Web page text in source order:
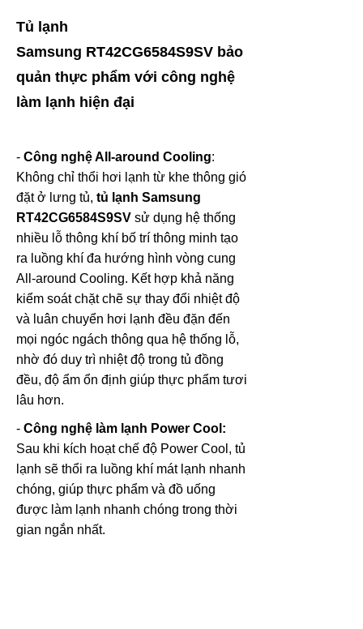
Tủ lạnh
Samsung RT42CG6584S9SV bảo
quản thực phẩm với công nghệ
làm lạnh hiện đại
- Công nghệ All-around Cooling:
Không chỉ thổi hơi lạnh từ khe thông gió
đặt ở lưng tủ, tủ lạnh Samsung
RT42CG6584S9SV sử dụng hệ thống
nhiều lỗ thông khí bố trí thông minh tạo
ra luồng khí đa hướng hình vòng cung
All-around Cooling. Kết hợp khả năng
kiểm soát chặt chẽ sự thay đổi nhiệt độ
và luân chuyển hơi lạnh đều đặn đến
mọi ngóc ngách thông qua hệ thống lỗ,
nhờ đó duy trì nhiệt độ trong tủ đồng
đều, độ ẩm ổn định giúp thực phẩm tươi
lâu hơn.
- Công nghệ làm lạnh Power Cool:
Sau khi kích hoạt chế độ Power Cool, tủ
lạnh sẽ thổi ra luồng khí mát lạnh nhanh
chóng, giúp thực phẩm và đồ uống
được làm lạnh nhanh chóng trong thời
gian ngắn nhất.